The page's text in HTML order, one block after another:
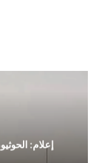
إعلام: